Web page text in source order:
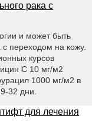
рака с
и может быть
с переходом на кожу.
курсов
С 10 мг/м2
1000 мг/м2 в
32 дни.
для лечения